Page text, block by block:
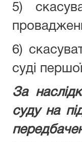
5)
6)
суді першої
За
суду на